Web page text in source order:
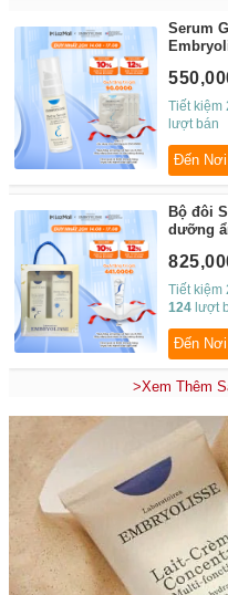
Serum
Tiết kiệm
lượt bán
Đến
Bộ đôi
dưỡng
Tiết kiệm
124 lượt
Đến
>Xem Thêm